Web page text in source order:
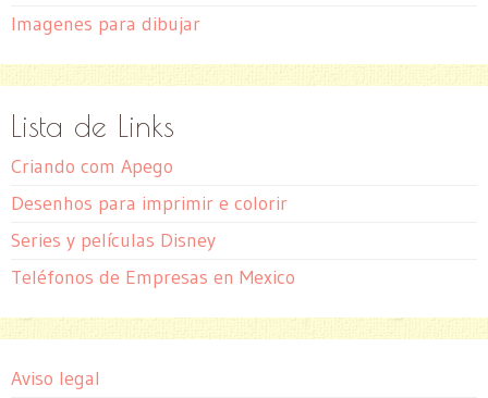
Imagenes para dibujar
Lista de Links
Criando com Apego
Desenhos para imprimir e colorir
Series y películas Disney
Teléfonos de Empresas en Mexico
Aviso legal